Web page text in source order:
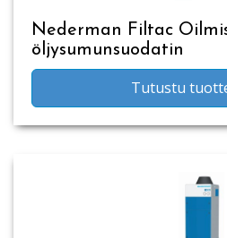
Nederman Filtac
öljysumunsuodatin
Tutustu